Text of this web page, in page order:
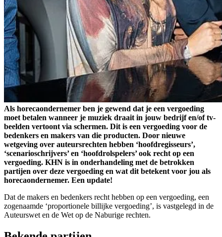
Als horecaondernemer ben je gewend dat je een vergoeding
moet betalen wanneer je muziek draait in jouw bedrijf en/of tv-
beelden vertoont via schermen. Dit is een vergoeding voor de
bedenkers en makers van die producten. Door nieuwe
wetgeving over auteursrechten hebben ‘hoofdregisseurs’,
‘scenarioschrijvers’ en ‘hoofdrolspelers’ ook recht op een
vergoeding. KHN is in onderhandeling met de betrokken
partijen over deze vergoeding en wat dit betekent voor jou als
horecaondernemer. Een update!
Dat de makers en bedenkers recht hebben op een vergoeding, een
zogenaamde ‘proportionele billijke vergoeding’, is vastgelegd in de
Auteurswet en de Wet op de Naburige rechten.